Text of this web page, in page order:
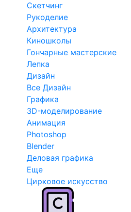
Скетчинг
Рукоделие
Архитектура
Киношколы
Гончарные мастерские
Лепка
Дизайн
Все Дизайн
Графика
3D-моделирование
Анимация
Photoshop
Blender
Деловая графика
Еще
Цирковое искусство